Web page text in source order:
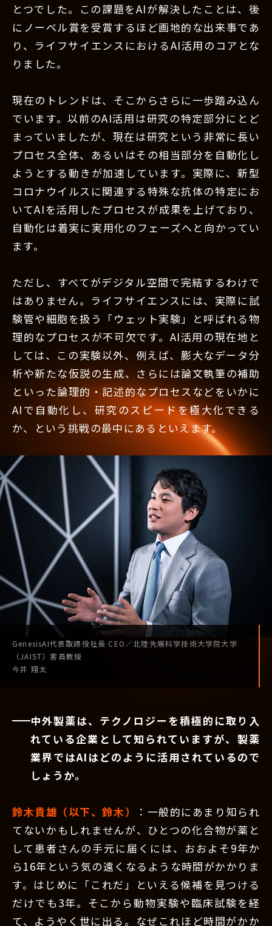
とつでした。この課題をAIが解決したことは、後
にノーベル賞を受賞するほど画地的な出来事であ
り、ライフサイエンスにおけるAI活用のコアとな
りました。
現在のトレンドは、そこからさらに一歩踏み込ん
でいます。以前のAI活用は研究の特定部分にとど
まっていましたが、現在は研究という非常に長い
プロセス全体、あるいはその相当部分を自動化し
ようとする動きが加速しています。実際に、新型
コロナウイルスに関連する特殊な抗体の特定にお
いてAIを活用したプロセスが成果を上げており、
自動化は着実に実用化のフェーズへと向かってい
ます。
ただし、すべてがデジタル空間で完結するわけで
はありません。ライフサイエンスには、実際に試
験管や細胞を扱う「ウェット実験」と呼ばれる物
理的なプロセスが不可欠です。AI活用の現在地と
しては、この実験以外、例えば、膨大なデータ分
析や新たな仮説の生成、さらには論文執筆の補助
といった論理的・記述的なプロセスなどをいかに
AIで自動化し、研究のスピードを極大化できる
か、という挑戦の最中にあるといえます。
GenesisAI代表取締役社長 CEO ／北陸先端科学技術大学院大学
（JAIST）客員教授
今井 翔太
中外製薬は、テクノロジーを積極的に取り入
れている企業として知られていますが、製薬
業界ではAIはどのように活用されているので
しょうか。
鈴木貴雄（以下、鈴木）
：一般的にあまり知られ
てないかもしれませんが、ひとつの化合物が薬と
して患者さんの手元に届くには、おおよそ9年か
ら16年という気の遠くなるような時間がかかりま
す。はじめに「これだ」といえる候補を見つける
だけでも3年。そこから動物実験や臨床試験を経
て、ようやく世に出る。なぜこれほど時間がかか